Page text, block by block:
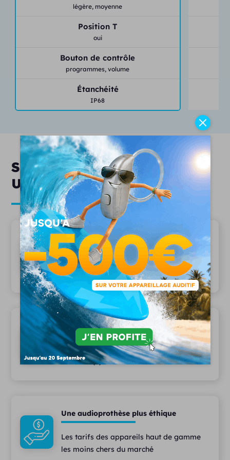
légère, moyenne
Position T
oui
Bouton de contrôle
programmes, volume
Étanchéité
IP68
Services & engagements
Unisson
20 ans d'expertise
Depuis 2006, plus 15 000 patients nous
font confiance
Une équipe pluridisciplinaire
Des audioprothésistes diplômés,
assistant(e)s et techniciens à votre écoute
Une audioprothèse plus éthique
Les tarifs des appareils haut de gamme
les moins chers du marché